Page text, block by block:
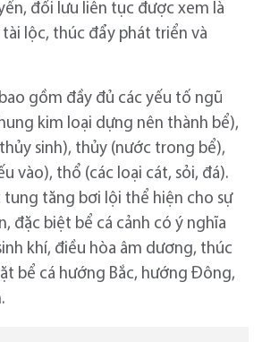
đối lưu liên tục được xem là
lộc, thúc đẩy phát triển và
gồm đầy đủ các yếu tố ngũ
kim loại dựng nên thành bể),
sinh), thủy (nước trong bể),
vào), thổ (các loại cát, sỏi, đá).
tung tăng bơi lội thể hiện cho sự
đặc biệt bể cá cảnh có ý nghĩa
khí, điều hòa âm dương, thúc
bể cá hướng Bắc, hướng Đông,